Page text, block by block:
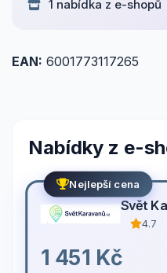
1 nabídka z e-shopů
EAN: 6001773117265
Nabídky z e-
Nejlepší cena
Svět
4.7
1 451 Kč